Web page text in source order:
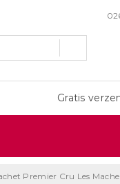
Gratis
Premier Cru Les